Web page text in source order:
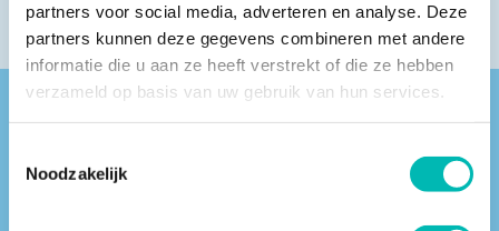
partners voor social media, adverteren en analyse. Deze
partners kunnen deze gegevens combineren met andere
informatie die u aan ze heeft verstrekt of die ze hebben
verzameld op basis van uw gebruik van hun services.
Noodzakelijk
Vind een VLR-vakbedrijf bij jou in de buurt